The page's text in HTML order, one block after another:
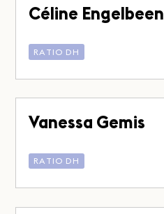
Céline Engelbeen
RATIO DH
Vanessa Gemis
RATIO DH